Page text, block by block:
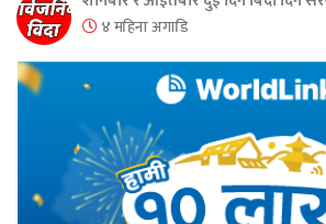
४ महिना अगाडि